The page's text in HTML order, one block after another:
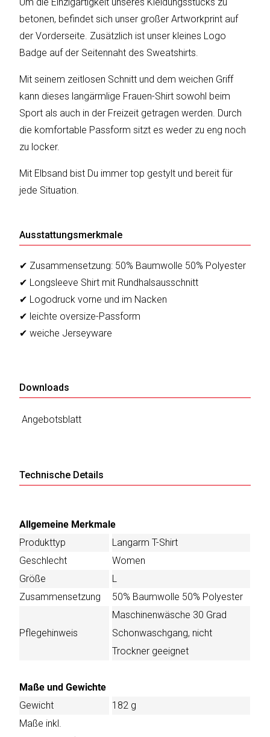
erstellen
Preisliste
erstellen
betonen, befindet sich unser großer Artworkprint auf
der Vorderseite. Zusätzlich ist unser kleines Logo
Badge auf der Seitennaht des Sweatshirts.
Mit seinem zeitlosen Schnitt und dem weichen Griff
kann dieses langärmlige Frauen-Shirt sowohl beim
Sport als auch in der Freizeit getragen werden. Durch
die komfortable Passform sitzt es weder zu eng noch
zu locker.
Mit Elbsand bist Du immer top gestylt und bereit für
jede Situation.
Ausstattungsmerkmale
✔ Zusammensetzung: 50% Baumwolle 50% Polyester
✔ Longsleeve Shirt mit Rundhalsausschnitt
✔ Logodruck vorne und im Nacken
✔ leichte oversize-Passform
✔ weiche Jerseyware
Downloads
Angebotsblatt
Technische Details
Allgemeine Merkmale
Produkttyp
Langarm T-Shirt
Geschlecht
Women
Größe
L
Zusammensetzung
50% Baumwolle 50% Polyester
Pflegehinweis
Maschinenwäsche 30 Grad
Schonwaschgang, nicht
Trockner geeignet
Maße und Gewichte
Gewicht
182 g
Maße inkl.